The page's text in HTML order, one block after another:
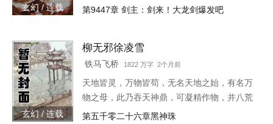
玄幻 / 连载
峰，唯我林轩傲苍生！3w471-25091
第9447章 剑主：剑来！大龙剑爆发吧
玄幻 / 连载
柳无邪徐凌雪
铁马飞桥 1822 万字 2个月前
天地皆灵，万物皆苟，无名天地之始，有名万
物之母，此乃吞天神鼎，可凝精作物，并八荒
之心。得此鼎，吞四海，容八荒……一代邪
第五千零二十六章黑神珠